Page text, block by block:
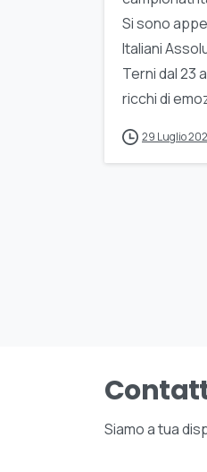
Si sono
Italiani
Terni dal 23
ricchi di
29 Luglio
Siamo a tua